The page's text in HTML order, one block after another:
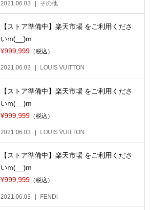
2021.06.03 その他
【ストア準備中】楽天市場 をご利用くださ
いm(__)m
¥999,999 （税込）
2021.06.03 LOUIS VUITTON
【ストア準備中】楽天市場 をご利用くださ
いm(__)m
¥999,999 （税込）
2021.06.03 LOUIS VUITTON
【ストア準備中】楽天市場 をご利用くださ
いm(__)m
¥999,999 （税込）
2021.06.03 FENDI